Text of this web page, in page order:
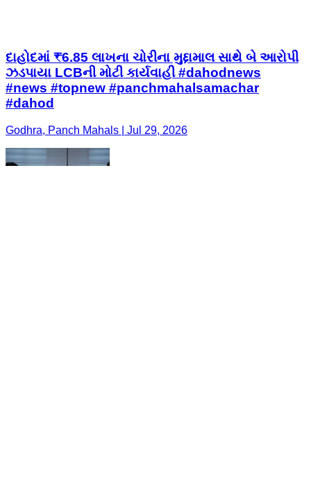
દાહોદમાં ₹6.85 લાખના ચોરીના મુદ્દામાલ સાથે બે આરોપી
ઝડપાયા LCBની મોટી કાર્યવાહી #dahodnews
#news #topnew #panchmahalsamachar
#dahod
Godhra, Panch Mahals | Jul 29, 2026